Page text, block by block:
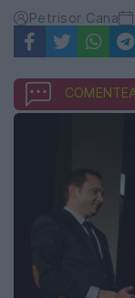
Petrisor Cana